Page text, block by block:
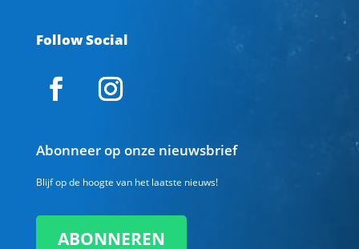
Follow Social
Abonneer op onze nieuwsbrief
Blijf op de hoogte van het laatste nieuws!
ABONNEREN